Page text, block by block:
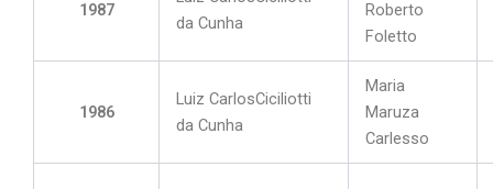
1987
da Cunha
Roberto
Foletto
1986
Luiz CarlosCiciliotti
da Cunha
Maria
Maruza
Carlesso